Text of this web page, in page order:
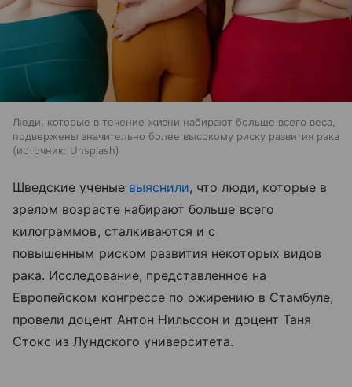
Люди, которые в течение жизни набирают больше всего веса,
подвержены значительно более высокому риску развития рака
источник: Unsplash
Шведские ученые выяснили, что люди, которые в
зрелом возрасте набирают больше всего
килограммов, сталкиваются и с
повышенным риском развития некоторых видов
рака. Исследование, представленное на
Европейском конгрессе по ожирению в Стамбуле,
провели доцент Антон Нильссон и доцент Таня
Стокс из Лундского университета.